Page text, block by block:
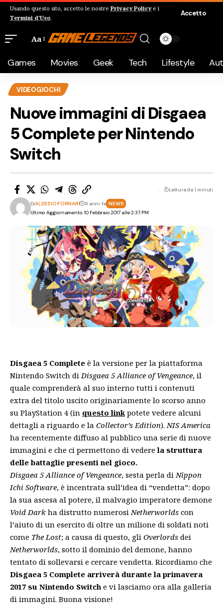
Usando questo sito, accetto le nostre Privacy Policye i
Termini d'Uso.
Accetto
Aa
Games Movies Geek Tech Lifestyle
VIDEOGIOCHI
Nuove immagini di Disgaea
5 Complete per Nintendo
Switch
Ultimo Aggiornamento: 10 Febbraio 2017 alle 2:37 PM
DiALESSIO FORNARI 9 anni fa NEWS
Lettura da 1 minuti
Disgaea 5 Complete è la versione per la piattaforma
Nintendo Switch diDisgaea 5 Alliance of Vengeance, il
quale comprenderà al suo interno tutti i contenuti
extra del titolo uscito originariamente lo scorso anno
su PlayStation 4 (in questo linkpotete vedere alcuni
dettagli a riguardo e la Collector’s Edition).NIS America
ha recentemente diffuso al pubblico una serie di nuove
immagini e che ci permettono di vederela struttura
delle battaglie presenti nel gioco.
Disgaea 5 Alliance of Vengeance, sesta perla diNippon
Ichi Software, è incentrata sull’idea di “vendetta”: dopo
la sua ascesa al potere, il malvagio imperatore demone
Void Dark ha distrutto numerosiNetherworlds con
l’aiuto di un esercito di oltre un milione di soldati noti
come The Lost; a causa di questo, gli Overlords dei
Netherworlds, sotto il dominio del demone, hanno
tentato di sollevarsi e cercare vendetta. Ricordiamo che
Disgaea 5 Complete arriverà durante la primavera
2017 su Nintendo Switch e vi lasciamo ora alla galleria
di immagini. Buona visione!